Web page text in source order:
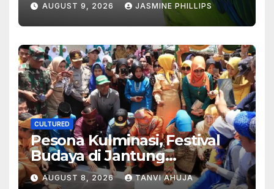
AUGUST 9, 2026 JASMINE PHILLIPS
CULTURED
Pesona Kulminasi, Festival
Budaya di Jantung
Kalimantan
AUGUST 8, 2026 TANVI AHUJA